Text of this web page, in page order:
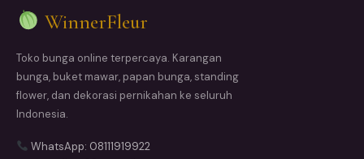
WinnerFleur
Toko bunga online terpercaya. Karangan
bunga, buket mawar, papan bunga, standing
flower, dan dekorasi pernikahan ke seluruh
Indonesia.
WhatsApp: 08111919922